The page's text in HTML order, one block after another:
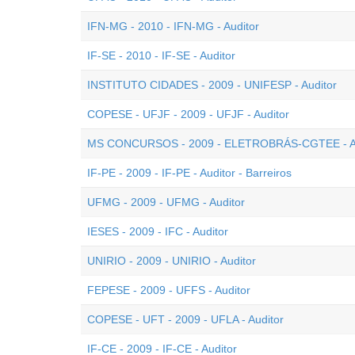
IFN-MG - 2010 - IFN-MG - Auditor
IF-SE - 2010 - IF-SE - Auditor
INSTITUTO CIDADES - 2009 - UNIFESP - Auditor
COPESE - UFJF - 2009 - UFJF - Auditor
MS CONCURSOS - 2009 - ELETROBRÁS-CGTEE -
IF-PE - 2009 - IF-PE - Auditor - Barreiros
UFMG - 2009 - UFMG - Auditor
IESES - 2009 - IFC - Auditor
UNIRIO - 2009 - UNIRIO - Auditor
FEPESE - 2009 - UFFS - Auditor
COPESE - UFT - 2009 - UFLA - Auditor
IF-CE - 2009 - IF-CE - Auditor